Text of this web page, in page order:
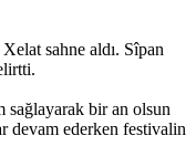
sahne aldı. Sîpan
sağlayarak bir an olsun
devam ederken festivalin